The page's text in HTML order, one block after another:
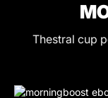
Thestral cup